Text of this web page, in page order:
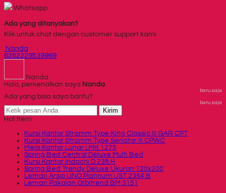
Whatsapp
Ada yang ditanyakan?
Klik untuk chat dengan customer support kami
Nanda
6282229539969
Nanda
Halo, perkenalkan saya Nanda
baru saja
Ada yang bisa saya bantu?
baru saja
Kirim
Hot Item
Kursi Kantor Stramm Type King Classic III GAR CPT
Kursi Kantor Stramm Type Senator III CPWC
Meja Kantor Lunar LMK 1275
Spring Bed Central Deluxe Multi Bed
Kursi Kantor Indachi D 238 H
Spring Bed Trendy Deluxe Ukuran 120x200
Lemari Arsip UNO Platinum UST 2354 B
Lemari Pakaian Orbitrend BM 3151